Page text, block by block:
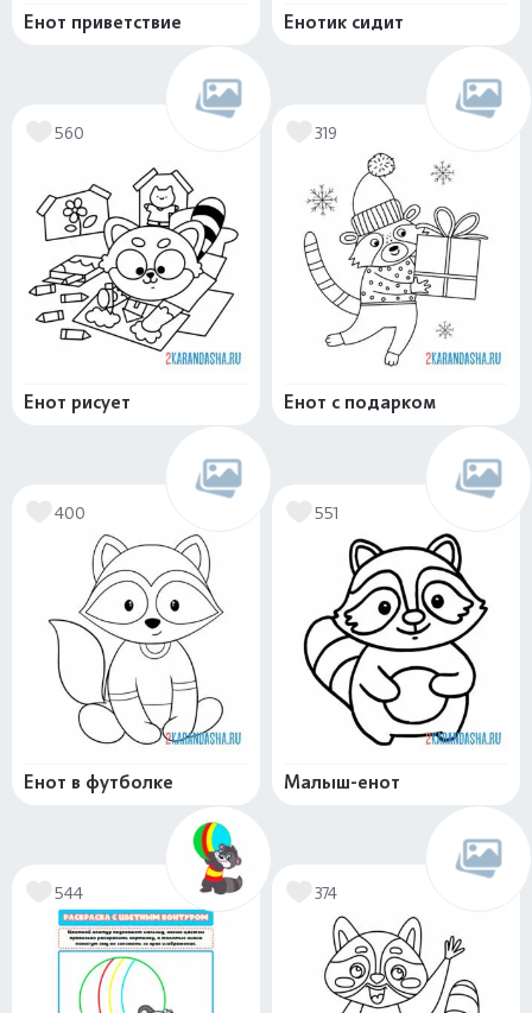
Енот приветствие Енотик сидит
560
Енот рисует
319
Енот с подарком
400
Енот в футболке
551
Малыш-енот
544 374